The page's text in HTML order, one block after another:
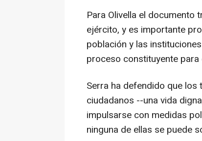
Para Olivella el documento
ejército, y es importante
población y las
proceso constituyente
Serra ha defendido que
ciudadanos --una vida
impulsarse con medidas
ninguna de ellas se puede